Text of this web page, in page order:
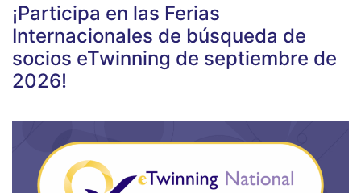
¡Participa en las Ferias
Internacionales de búsqueda de
socios eTwinning de septiembre de
2026!